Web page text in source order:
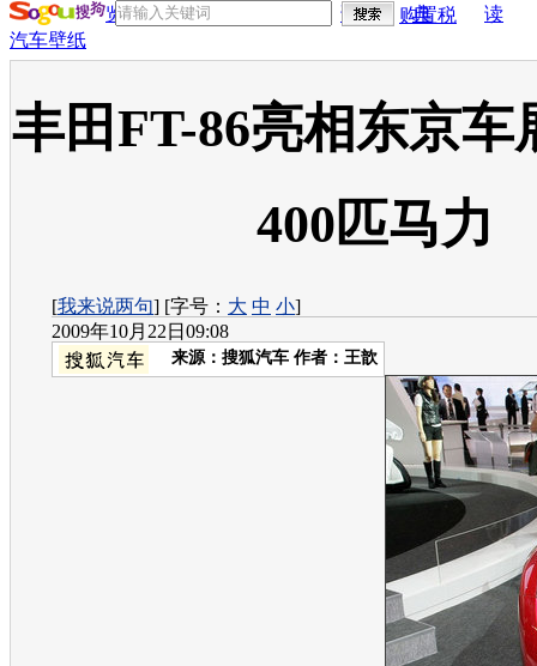
览器
赏
询
典
读
购置税
汽车壁纸
丰田FT-86亮相东京车
400匹马力
[我来说两句] [字号： 大 中 小]
2009年10月22日09:08
来源： 搜狐汽车 作者：王歆